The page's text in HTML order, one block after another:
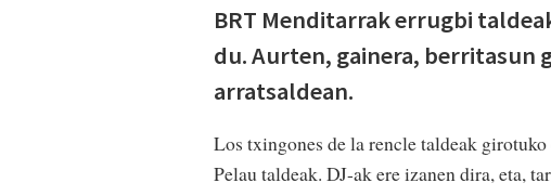
BRT Menditarrak errugbi
du. Aurten, gainera, berritasun
arratsaldean.
Los txingones de la rencle taldeak
Pelau taldeak. DJ-ak ere izanen dira, eta,